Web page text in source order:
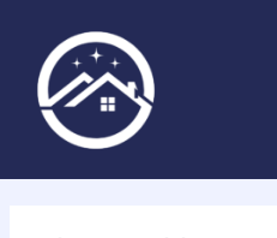
springen